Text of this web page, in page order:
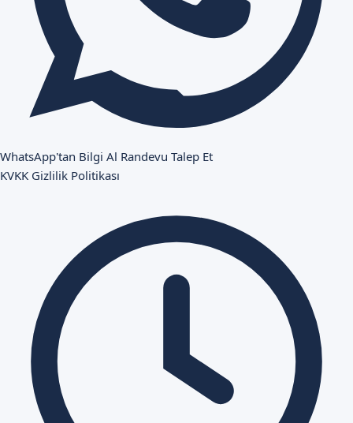
WhatsApp'tan Bilgi Al Randevu Talep Et
KVKK Gizlilik Politikası